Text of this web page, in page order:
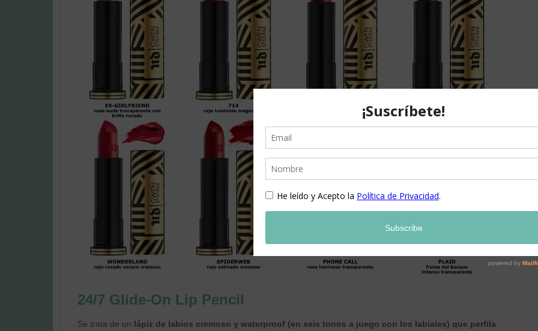
24/7 Glide-On Lip Pencil
Se trata de un lápiz de labios cremoso y waterproof (en seis tonos a juego con los labiales) que perfila